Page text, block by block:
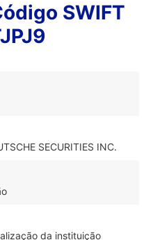
SWIFT
SECURITIES INC.
da instituição